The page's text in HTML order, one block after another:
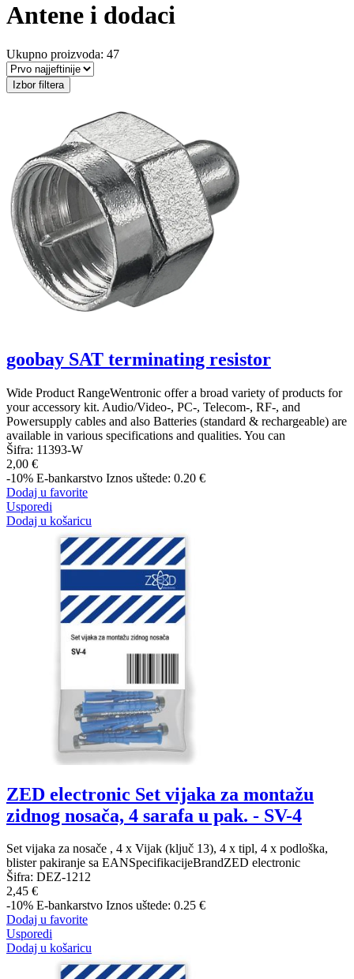
Antene i dodaci
Ukupno proizvoda: 47
Izbor filtera
goobay SAT terminating resistor
Wide Product RangeWentronic offer a broad variety of products for
your accessory kit. Audio/Video-, PC-, Telecom-, RF-, and
Powersupply cables and also Batteries (standard & rechargeable) are
available in various specifications and qualities. You can
Šifra: 11393-W
2,00 €
-10% E-bankarstvo Iznos uštede: 0.20 €
Dodaj u favorite
Usporedi
Dodaj u košaricu
ZED electronic Set vijaka za montažu
zidnog nosača, 4 sarafa u pak. - SV-4
Set vijaka za nosače , 4 x Vijak (ključ 13), 4 x tipl, 4 x podloška,
blister pakiranje sa EANSpecifikacijeBrandZED electronic
Šifra: DEZ-1212
2,45 €
-10% E-bankarstvo Iznos uštede: 0.25 €
Dodaj u favorite
Usporedi
Dodaj u košaricu